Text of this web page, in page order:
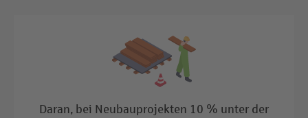
Daran, bei Neubauprojekten 10 % unter der